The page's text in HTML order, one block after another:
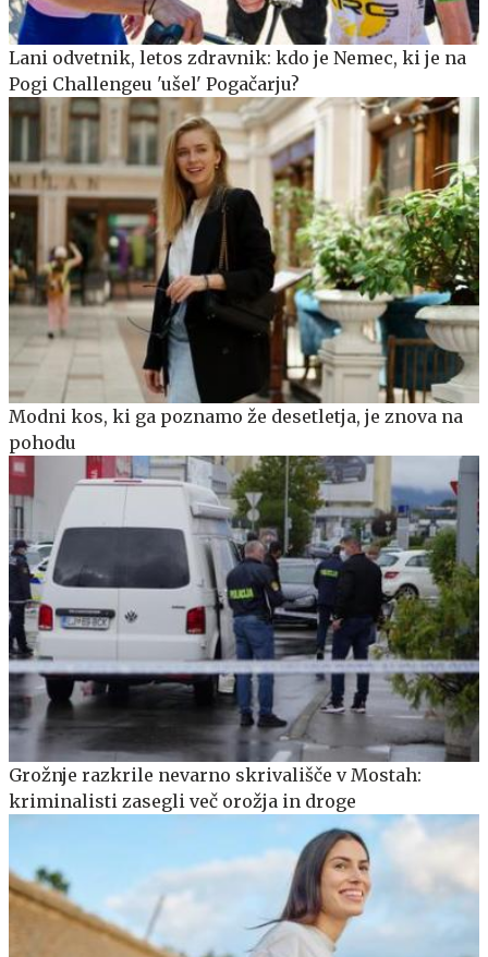
Lani odvetnik, letos zdravnik: kdo je Nemec, ki je na
Pogi Challengeu 'ušel' Pogačarju?
Modni kos, ki ga poznamo že desetletja, je znova na
pohodu
Grožnje razkrile nevarno skrivališče v Mostah:
kriminalisti zasegli več orožja in droge